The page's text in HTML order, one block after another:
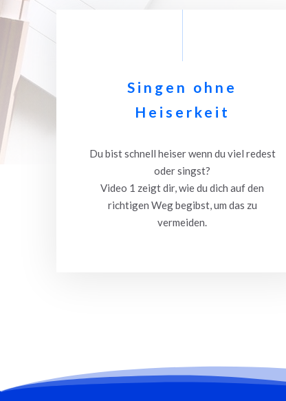
Singen ohne
Heiserkeit
Du bist schnell heiser wenn du viel redest
oder singst?
Video 1 zeigt dir, wie du dich auf den
richtigen Weg begibst, um das zu
vermeiden.